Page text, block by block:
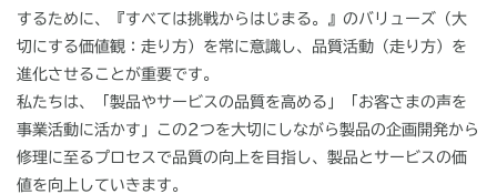
するために、『すべては挑戦からはじまる。』のバリューズ（大
切にする価値観：走り方）を常に意識し、品質活動（走り方）を
進化させることが重要です。
私たちは、「製品やサービスの品質を高める」「お客さまの声を
事業活動に活かす」この2つを大切にしながら製品の企画開発から
修理に至るプロセスで品質の向上を目指し、製品とサービスの価
値を向上していきます。